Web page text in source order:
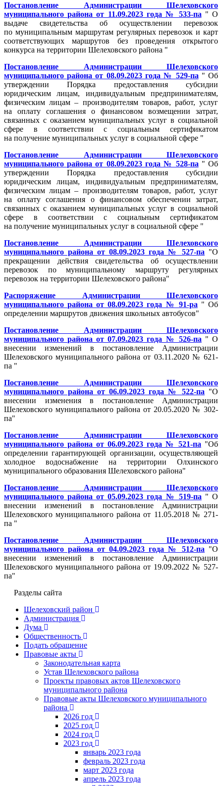
Постановление Администрации Шелеховского
муниципального района от 11.09.2023 года № 533-па " О
выдаче свидетельства об осуществлении перевозок
по муниципальным маршрутам регулярных перевозок и карт
соответствующих маршрутов без проведения открытого
конкурса на территории Шелеховского района "
Постановление Администрации Шелеховского
муниципального района от 08.09.2023 года № 529-па " Об
утверждении Порядка предоставления субсидии
юридическим лицам, индивидуальным предпринимателям,
физическим лицам – производителям товаров, работ, услуг
на оплату соглашения о финансовом возмещении затрат,
связанных с оказанием муниципальных услуг в социальной
сфере в соответствии с социальным сертификатом
на получение муниципальных услуг в социальной сфере "
Постановление Администрации Шелеховского
муниципального района от 08.09.2023 года № 528-па " Об
утверждении Порядка предоставления субсидии
юридическим лицам, индивидуальным предпринимателям,
физическим лицам – производителям товаров, работ, услуг
на оплату соглашения о финансовом обеспечении затрат,
связанных с оказанием муниципальных услуг в социальной
сфере в соответствии с социальным сертификатом
на получение муниципальных услуг в социальной сфере "
Постановление Администрации Шелеховского
муниципального района от 08.09.2023 года № 527-па "О
прекращении действия свидетельства об осуществлении
перевозок по муниципальному маршруту регулярных
перевозок на территории Шелеховского района"
Распоряжение Администрации Шелеховского
муниципального района от 08.09.2023 года № 91-ра " Об
определении маршрутов движения школьных автобусов"
Постановление Администрации Шелеховского
муниципального района от 07.09.2023 года № 526-па " О
внесении изменений в постановление Администрации
Шелеховского муниципального района от 03.11.2020 № 621-
па "
Постановление Администрации Шелеховского
муниципального района от 06.09.2023 года № 522-па "О
внесении изменения в постановление Администрации
Шелеховского муниципального района от 20.05.2020 № 302-
па"
Постановление Администрации Шелеховского
муниципального района от 06.09.2023 года № 521-па "Об
определении гарантирующей организации, осуществляющей
холодное водоснабжение на территории Олхинского
муниципального образования Шелеховского района"
Постановление Администрации Шелеховского
муниципального района от 05.09.2023 года № 519-па " О
внесении изменений в постановление Администрации
Шелеховского муниципального района от 11.05.2018 № 271-
па "
Постановление Администрации Шелеховского
муниципального района от 04.09.2023 года № 512-па "О
внесении изменений в постановление Администрации
Шелеховского муниципального района от 19.09.2022 № 527-
па"
Разделы сайта
Шелеховский район
Администрация
Дума
Общественность
Подать обращение
Правовые акты
Законодательная карта
Устав Шелеховского района
Проекты правовых актов Шелеховского
муниципального района
Правовые акты Шелеховского муниципального
района
2026 год
2025 год
2024 год
2023 год
январь 2023 года
февраль 2023 года
март 2023 года
апрель 2023 года